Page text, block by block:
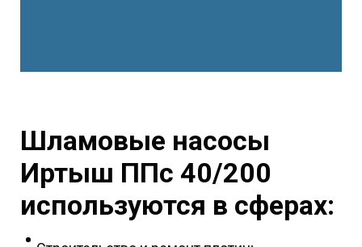
Шламовые насосы
Иртыш ППс 40/200
используются в сферах: